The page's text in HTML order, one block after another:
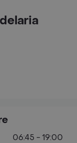
06:45 - 19:00